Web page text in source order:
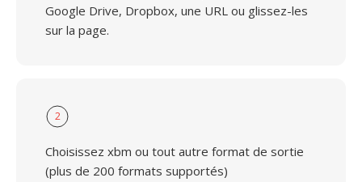
Google Drive, Dropbox, une URL ou glissez-les
sur la page.
2
Choisissez xbm ou tout autre format de sortie
(plus de 200 formats supportés)